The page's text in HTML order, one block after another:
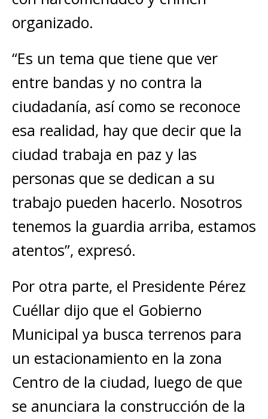
organizado.
“Es un tema que tiene que ver
entre bandas y no contra la
ciudadanía, así como se reconoce
esa realidad, hay que decir que la
ciudad trabaja en paz y las
personas que se dedican a su
trabajo pueden hacerlo. Nosotros
tenemos la guardia arriba, estamos
atentos”, expresó.
Por otra parte, el Presidente Pérez
Cuéllar dijo que el Gobierno
Municipal ya busca terrenos para
un estacionamiento en la zona
Centro de la ciudad, luego de que
se anunciara la construcción de la